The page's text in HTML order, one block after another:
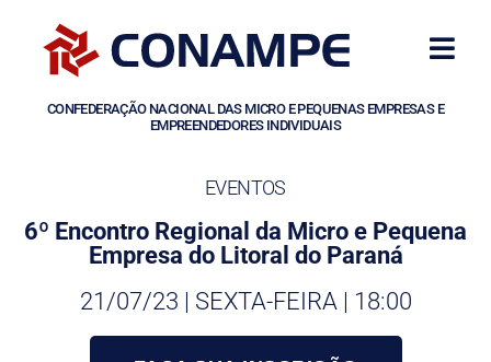
CONFEDERAÇÃO NACIONAL DAS MICRO E PEQUENAS EMPRESAS E
EMPREENDEDORES INDIVIDUAIS
EVENTOS
6º Encontro Regional da Micro e Pequena
Empresa do Litoral do Paraná
21/07/23 | SEXTA-FEIRA | 18:00